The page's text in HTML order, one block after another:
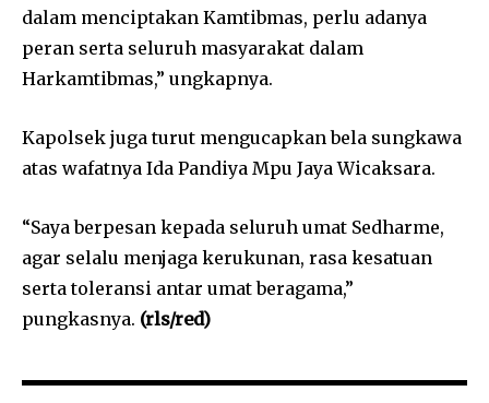
dalam menciptakan Kamtibmas, perlu adanya
peran serta seluruh masyarakat dalam
Harkamtibmas,” ungkapnya.
Kapolsek juga turut mengucapkan bela sungkawa
atas wafatnya Ida Pandiya Mpu Jaya Wicaksara.
“Saya berpesan kepada seluruh umat Sedharme,
agar selalu menjaga kerukunan, rasa kesatuan
serta toleransi antar umat beragama,”
pungkasnya. (rls/red)